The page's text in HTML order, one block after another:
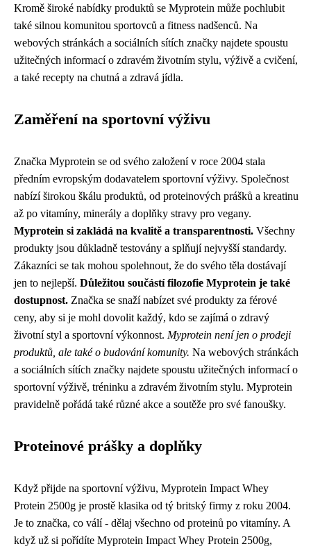
Kromě široké nabídky produktů se Myprotein může pochlubit
také silnou komunitou sportovců a fitness nadšenců. Na
webových stránkách a sociálních sítích značky najdete spoustu
užitečných informací o zdravém životním stylu, výživě a cvičení,
a také recepty na chutná a zdravá jídla.
Zaměření na sportovní výživu
Značka Myprotein se od svého založení v roce 2004 stala
předním evropským dodavatelem sportovní výživy. Společnost
nabízí širokou škálu produktů, od proteinových prášků a kreatinu
až po vitamíny, minerály a doplňky stravy pro vegany.
Myprotein si zakládá na kvalitě a transparentnosti. Všechny
produkty jsou důkladně testovány a splňují nejvyšší standardy.
Zákazníci se tak mohou spolehnout, že do svého těla dostávají
jen to nejlepší. Důležitou součástí filozofie Myprotein je také
dostupnost. Značka se snaží nabízet své produkty za férové
ceny, aby si je mohl dovolit každý, kdo se zajímá o zdravý
životní styl a sportovní výkonnost. Myprotein není jen o prodeji
produktů, ale také o budování komunity. Na webových stránkách
a sociálních sítích značky najdete spoustu užitečných informací o
sportovní výživě, tréninku a zdravém životním stylu. Myprotein
pravidelně pořádá také různé akce a soutěže pro své fanoušky.
Proteinové prášky a doplňky
Když přijde na sportovní výživu, Myprotein Impact Whey
Protein 2500g je prostě klasika od tý britský firmy z roku 2004.
Je to značka, co válí - dělaj všechno od proteinů po vitamíny. A
když už si pořídíte Myprotein Impact Whey Protein 2500g,